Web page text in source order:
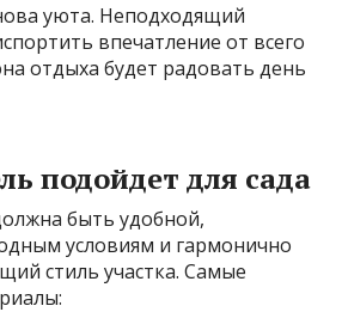
уюта. Неподходящий
впечатление от всего
отдыха будет радовать день
подойдет для сада
быть удобной,
условиям и гармонично
стиль участка. Самые